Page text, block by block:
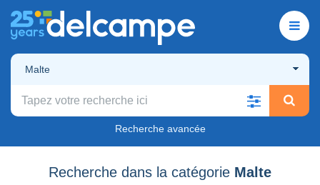
Malte
Recherche avancée
Recherche dans la catégorie Malte